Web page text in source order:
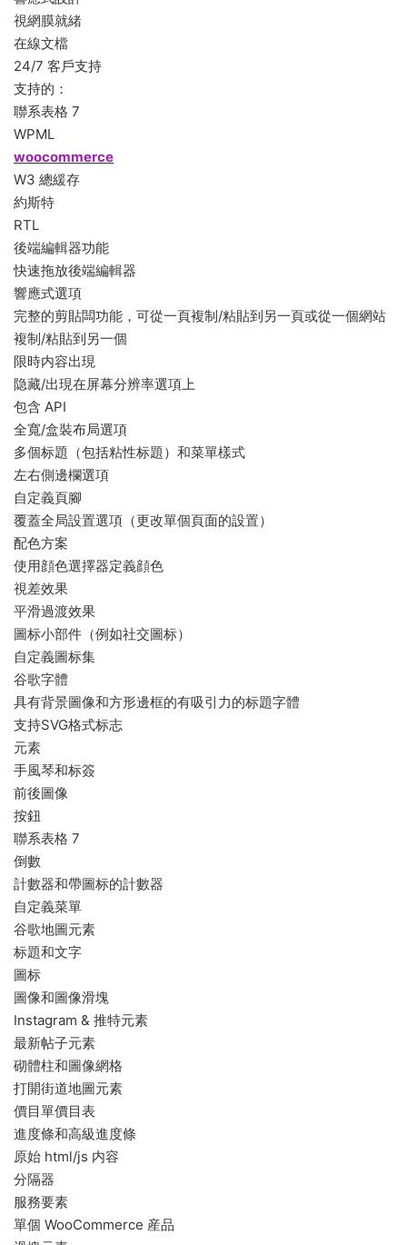
視網膜就緒
在線文檔
24/7 客戶支持
支持的：
聯系表格 7
WPML
woocommerce
W3 總緩存
約斯特
RTL
後端編輯器功能
快速拖放後端編輯器
響應式選項
完整的剪貼闆功能，可從一頁複制/粘貼到另一頁或從一個網站
複制/粘貼到另一個
限時内容出現
隐藏/出現在屏幕分辨率選項上
包含 API
全寬/盒裝布局選項
多個标題（包括粘性标題）和菜單樣式
左右側邊欄選項
自定義頁腳
覆蓋全局設置選項（更改單個頁面的設置）
配色方案
使用顔色選擇器定義顔色
視差效果
平滑過渡效果
圖标小部件（例如社交圖标）
自定義圖标集
谷歌字體
具有背景圖像和方形邊框的有吸引力的标題字體
支持SVG格式标志
元素
手風琴和标簽
前後圖像
按鈕
聯系表格 7
倒數
計數器和帶圖标的計數器
自定義菜單
谷歌地圖元素
标題和文字
圖标
圖像和圖像滑塊
Instagram & 推特元素
最新帖子元素
砌體柱和圖像網格
打開街道地圖元素
價目單價目表
進度條和高級進度條
原始 html/js 内容
分隔器
服務要素
單個 WooCommerce 産品